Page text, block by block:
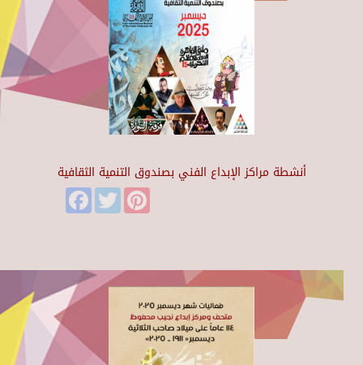
أنشطة مراكز الإبداع الفني بصندوق التنمية الثقافية
FacebookTwitter